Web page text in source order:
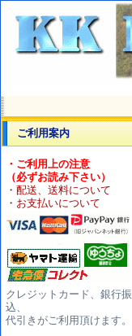
ご利用案内
・ご利用上の注意
（必ずお読み下さい）
・配送、送料について
・お支払いについて
クレジットカード、銀行振
込、
代引きがご利用頂けます。